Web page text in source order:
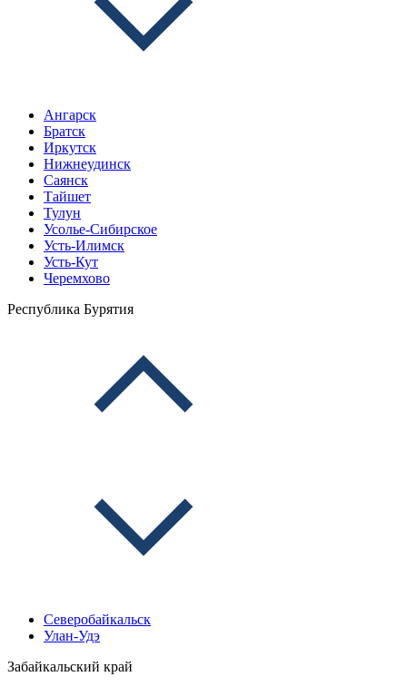
Ангарск
Братск
Иркутск
Нижнеудинск
Саянск
Тайшет
Тулун
Усолье-Сибирское
Усть-Илимск
Усть-Кут
Черемхово
Республика Бурятия
Северобайкальск
Улан-Удэ
Забайкальский край